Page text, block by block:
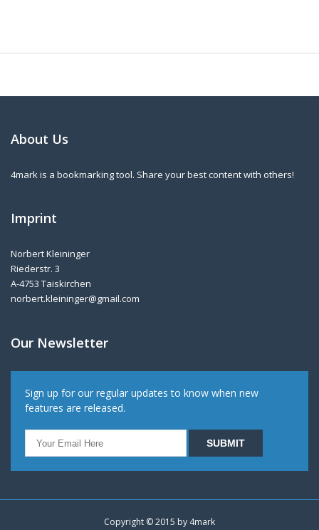
About Us
4mark is a bookmarking tool. Share your best content with others!
Imprint
Norbert Kleininger
Riederstr. 3
A-4753 Taiskirchen
norbert.kleininger@gmail.com
Our Newsletter
Sign up for our regular updates to know when new
features are released.
Copyright © 2015 by 4mark